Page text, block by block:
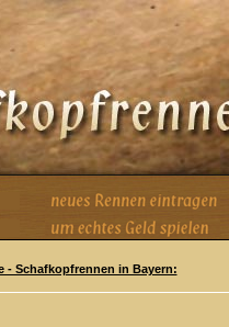
- Schafkopfrennen in Bayern: